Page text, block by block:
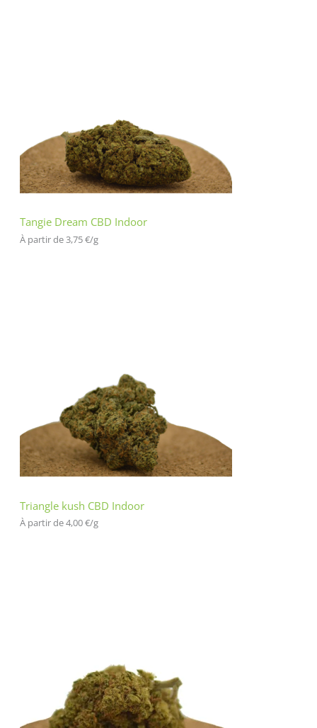
Tangie Dream CBD Indoor
À partir de 3,75€/g
Triangle kush CBD Indoor
À partir de 4,00€/g